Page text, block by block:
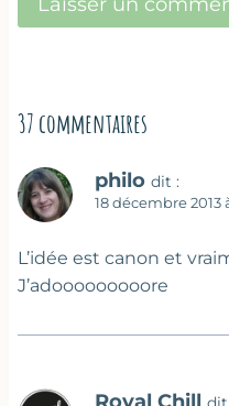
37 commentaires
philo dit :
18 décembre 2013
L’idée est canon et
J’adooooooooore
Royal Chill